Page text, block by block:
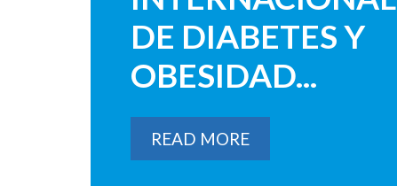
DE DIABETES Y
OBESIDAD...
READ MORE